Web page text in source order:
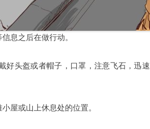
息之后在做行动。
头盔或者帽子，口罩，注意飞石，迅
屋或山上休息处的位置。